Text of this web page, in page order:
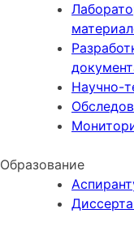
Научно-
Образование